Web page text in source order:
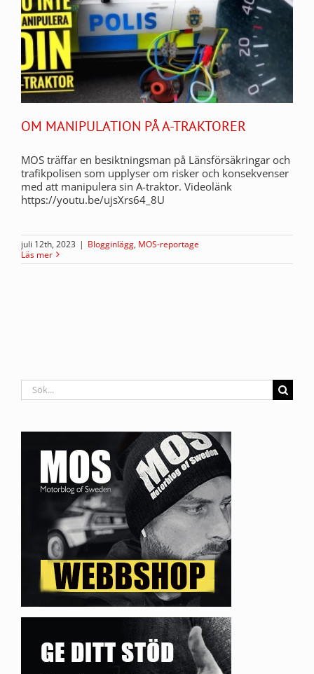
OM MANIPULATION PÅ A-TRAKTORER
MOS träffar en besiktningsman på Länsförsäkringar och
trafikpolisen som upplyser om risker och konsekvenser
med att manipulera sin A-traktor. Videolänk
https://youtu.be/ujsXrs64_8U
juli 12th, 2023 | Blogginlägg, MOS-reportage
Läs mer
Sök
efter: